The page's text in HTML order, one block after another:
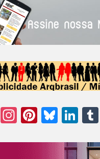
Threads
Instagram